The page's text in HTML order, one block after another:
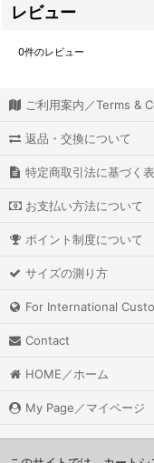
レビュー
0件のレビュー
ご利用案内／Terms &
返品・交換について
特定商取引法に基づく
お支払い方法について
ポイント制度について
サイズの測り方
For International
Contact
HOME／ホーム
My Page／マイページ